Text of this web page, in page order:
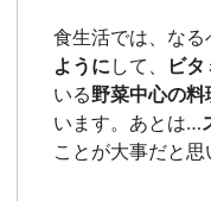
食生活では、なる
ように して、 ビ
いる野菜中心の料
います。あとは…
ことが大事だと思